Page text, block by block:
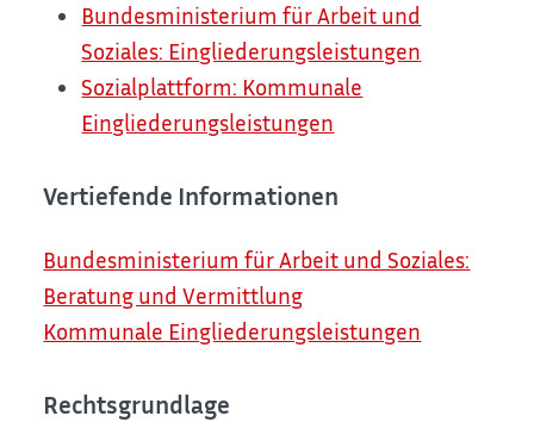
Bundesministerium für Arbeit und
Soziales: Eingliederungsleistungen
Sozialplattform: Kommunale
Eingliederungsleistungen
Vertiefende Informationen
Bundesministerium für Arbeit und Soziales:
Beratung und Vermittlung
Kommunale Eingliederungsleistungen
Rechtsgrundlage